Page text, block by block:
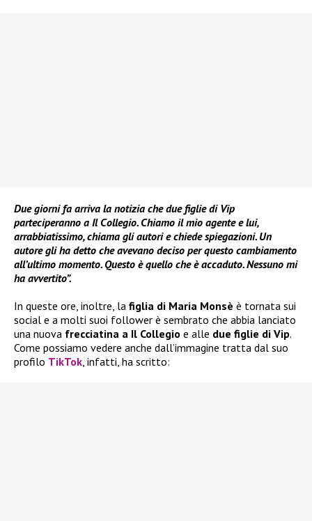
Due giorni fa arriva la notizia che due figlie di Vip
parteciperanno a Il Collegio. Chiamo il mio agente e lui,
arrabbiatissimo, chiama gli autori e chiede spiegazioni. Un
autore gli ha detto che avevano deciso per questo cambiamento
all’ultimo momento. Questo è quello che è accaduto. Nessuno mi
ha avvertito”.
In queste ore, inoltre, la figlia di Maria Monsè è tornata sui
social e a molti suoi follower è sembrato che abbia lanciato
una nuova frecciatina a Il Collegio e alle due figlie di Vip.
Come possiamo vedere anche dall’immagine tratta dal suo
profilo TikTok , infatti, ha scritto: